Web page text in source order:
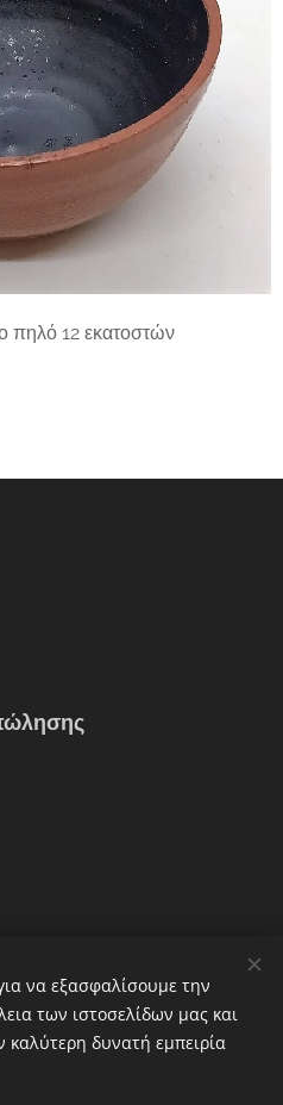
πηλό 12 εκατοστών
πώλησης
να εξασφαλίσουμε την
των ιστοσελίδων μας και
δυνατή εμπειρία